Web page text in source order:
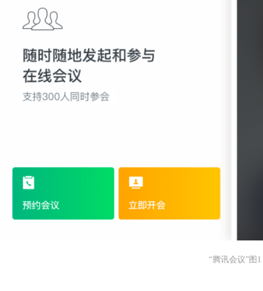
“腾讯会议”图1